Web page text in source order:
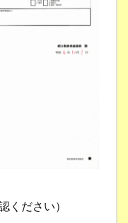
ください）